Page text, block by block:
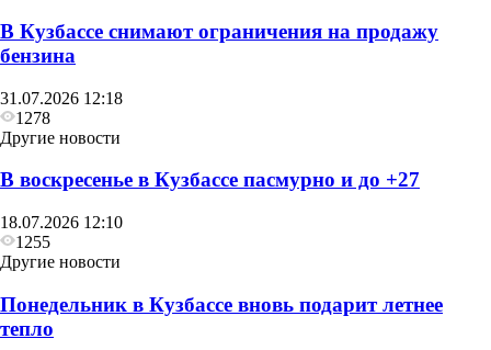
В Кузбассе снимают ограничения на продажу
бензина
31.07.2026 12:18
1278
Другие новости
В воскресенье в Кузбассе пасмурно и до +27
18.07.2026 12:10
1255
Другие новости
Понедельник в Кузбассе вновь подарит летнее
тепло